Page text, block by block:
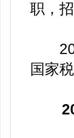
职，
国家